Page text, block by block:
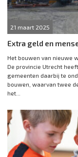
21 maart 2025
Extra geld en
Het bouwen van nieuwe
De provincie Utrecht
gemeenten daarbij te
bouwen, waarvan twee
het...